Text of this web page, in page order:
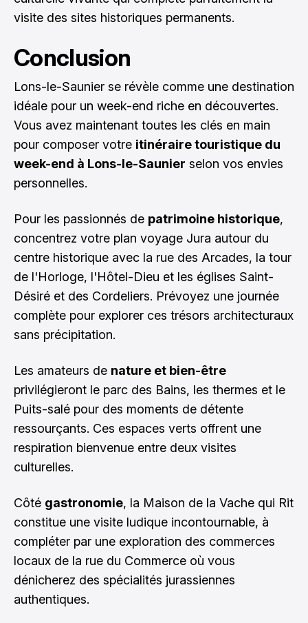
visite des sites historiques permanents.
Conclusion
Lons-le-Saunier se révèle comme une destination
idéale pour un week-end riche en découvertes.
Vous avez maintenant toutes les clés en main
pour composer votre itinéraire touristique du
week-end à Lons-le-Saunier selon vos envies
personnelles.
Pour les passionnés de patrimoine historique,
concentrez votre plan voyage Jura autour du
centre historique avec la rue des Arcades, la tour
de l'Horloge, l'Hôtel-Dieu et les églises Saint-
Désiré et des Cordeliers. Prévoyez une journée
complète pour explorer ces trésors architecturaux
sans précipitation.
Les amateurs de nature et bien-être
privilégieront le parc des Bains, les thermes et le
Puits-salé pour des moments de détente
ressourçants. Ces espaces verts offrent une
respiration bienvenue entre deux visites
culturelles.
Côté gastronomie, la Maison de la Vache qui Rit
constitue une visite ludique incontournable, à
compléter par une exploration des commerces
locaux de la rue du Commerce où vous
dénicherez des spécialités jurassiennes
authentiques.